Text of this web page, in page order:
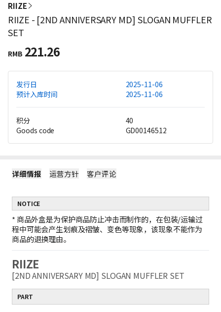
RIIZE
RIIZE - [2ND ANNIVERSARY MD] SLOGAN MUFFLER
SET
RMB 221.26
发行日
2025-11-06
预计入库时间
2025-11-06
积分
40
Goods code
GD00146512
详细情报 运营方针 客户评论
NOTICE
* 商品外盒是为保护商品防止冲击而制作的，在包装/运输过
程中可能会产生划痕及褶皱、变色等现象，该现象不能作为
商品的退换理由。
RIIZE
[2ND ANNIVERSARY MD] SLOGAN MUFFLER SET
PART